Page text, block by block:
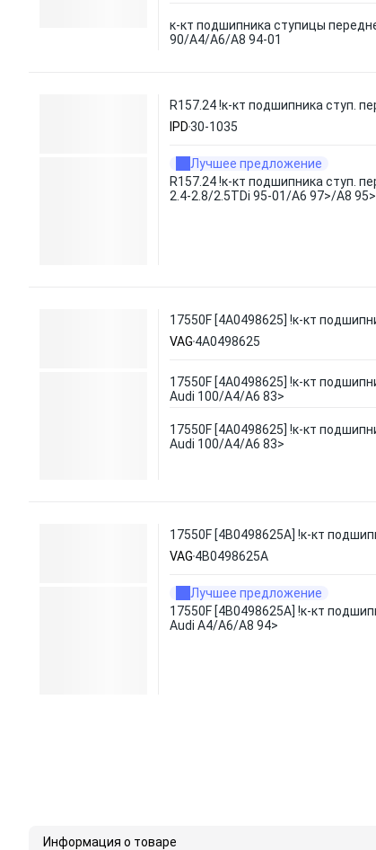
к-кт подшипника ступицы
90/A4/A6/A8 94-01
R157.24 !к-кт подшипника ступ.
IPD30-1035
Лучшее предложение
R157.24 !к-кт подшипника ступ.
2.4-2.8/2.5TDi 95-01/A6 97>/A8 95>
17550F [4A0498625] !к-кт
VAG 4A0498625
17550F [4A0498625] !к-кт
Audi 100/A4/A6 83>
17550F [4A0498625] !к-кт
Audi 100/A4/A6 83>
17550F [4B0498625A] !к-кт
VAG 4B0498625A
Лучшее предложение
17550F [4B0498625A] !к-кт
Audi A4/A6/A8 94>
Информация о товаре